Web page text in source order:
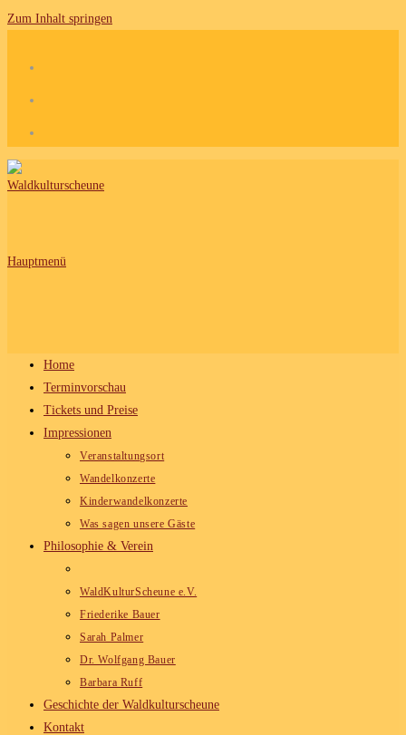
Zum Inhalt springen
Hauptmenü
Home
Terminvorschau
Tickets und Preise
Impressionen
Veranstaltungsort
Wandelkonzerte
Kinderwandelkonzerte
Was sagen unsere Gäste
Philosophie & Verein
WaldKulturScheune e.V.
Friederike Bauer
Sarah Palmer
Dr. Wolfgang Bauer
Barbara Ruff
Geschichte der Waldkulturscheune
Kontakt